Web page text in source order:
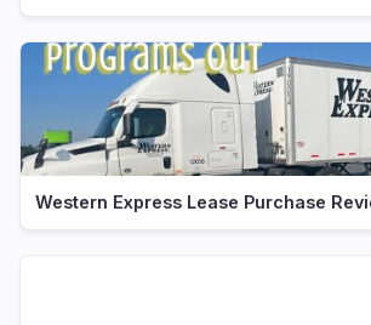
Western Express Lease Purchase